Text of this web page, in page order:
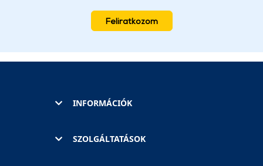
Feliratkozom
INFORMÁCIÓK
SZOLGÁLTATÁSOK